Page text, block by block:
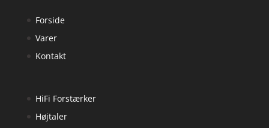
Forside
Varer
Kontakt
HiFi Forstærker
Højtaler